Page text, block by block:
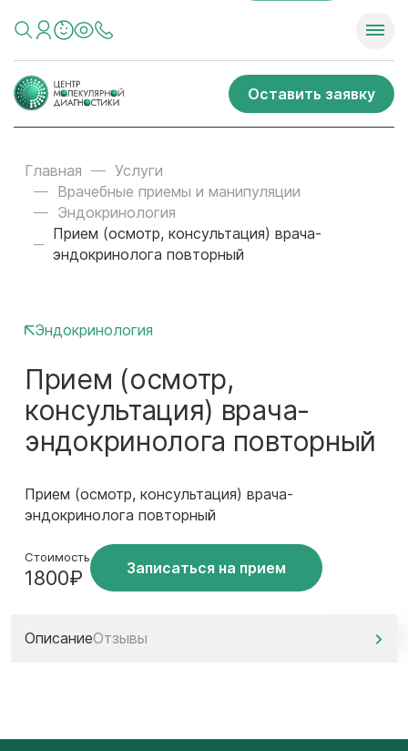
Оставить заявку
Главная
Услуги
Врачебные приемы и манипуляции
Эндокринология
Прием (осмотр, консультация) врача-
эндокринолога повторный
Эндокринология
Прием (осмотр,
консультация) врача-
эндокринолога повторный
Прием (осмотр, консультация) врача-
эндокринолога повторный
Стоимость
1800₽ Записаться на прием
ОписаниеОтзывы